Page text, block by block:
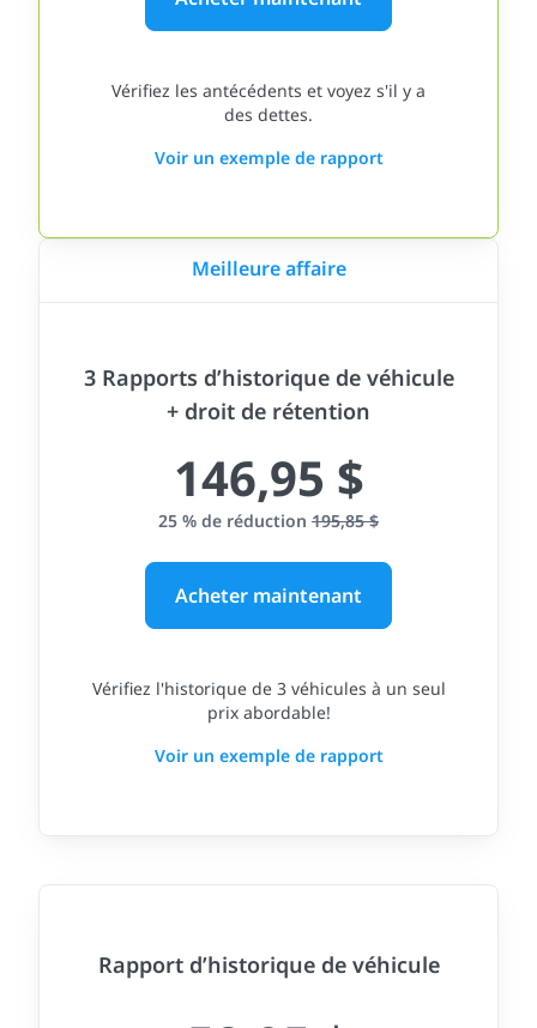
Vérifiez les antécédents et voyez s'il y a
des dettes.
Voir un exemple de rapport
Meilleure affaire
3 Rapports d’historique de véhicule
+ droit de rétention
146,95 $
25 % de réduction 195,85 $
Acheter maintenant
Vérifiez l'historique de 3 véhicules à un seul
prix abordable!
Voir un exemple de rapport
Rapport d’historique de véhicule